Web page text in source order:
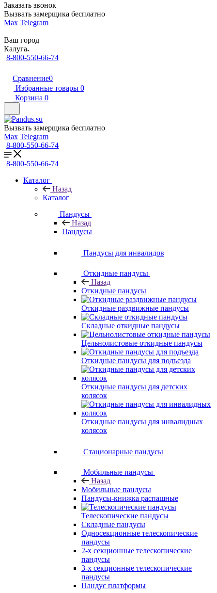
Заказать звонок
Вызвать замерщика бесплатно
Max Telegram
Ваш город
Калуга
8-800-550-66-74
Сравнение0
Избранные товары 0
Корзина 0
Вызвать замерщика бесплатно
Max Telegram
8-800-550-66-74
8-800-550-66-74
Каталог
Назад
Каталог
Пандусы
Назад
Пандусы
Пандусы для инвалидов
Откидные пандусы
Назад
Откидные пандусы
Откидные раздвижные пандусы
Складные откидные пандусы
Цельнолистовые откидные пандусы
Откидные пандусы для подъезда
Откидные пандусы для детских
колясок
Откидные пандусы для инвалидных
колясок
Стационарные пандусы
Мобильные пандусы
Назад
Мобильные пандусы
Пандусы-книжка распашные
Телескопические пандусы
Складные пандусы
Односекционные телескопические
пандусы
2-х секционные телескопические
пандусы
3-х секционные телескопические
пандусы
Пандус платформы